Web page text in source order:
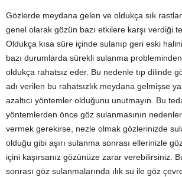
Gözlerde meydana gelen ve oldukça sık
genel olarak gözün bazı etkilere karşı verdiği
Oldukça kısa süre içinde sulanıp geri eski
bazı durumlarda sürekli sulanma probleminden
oldukça rahatsız eder. Bu nedenle tıp dilinde
adı verilen bu rahatsızlık meydana gelmişse
azaltıcı yöntemler olduğunu unutmayın. Bu
yöntemlerden önce göz sulanmasının
vermek gerekirse, nezle olmak gözlerinizde
olduğu gibi aşırı sulanma sonrası ellerinizle
içini kaşırsanız gözünüze zarar verebilirsiniz.
sonrası göz sulanmalarında ılık su ile göz